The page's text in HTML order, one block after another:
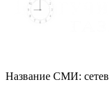
Название СМИ: